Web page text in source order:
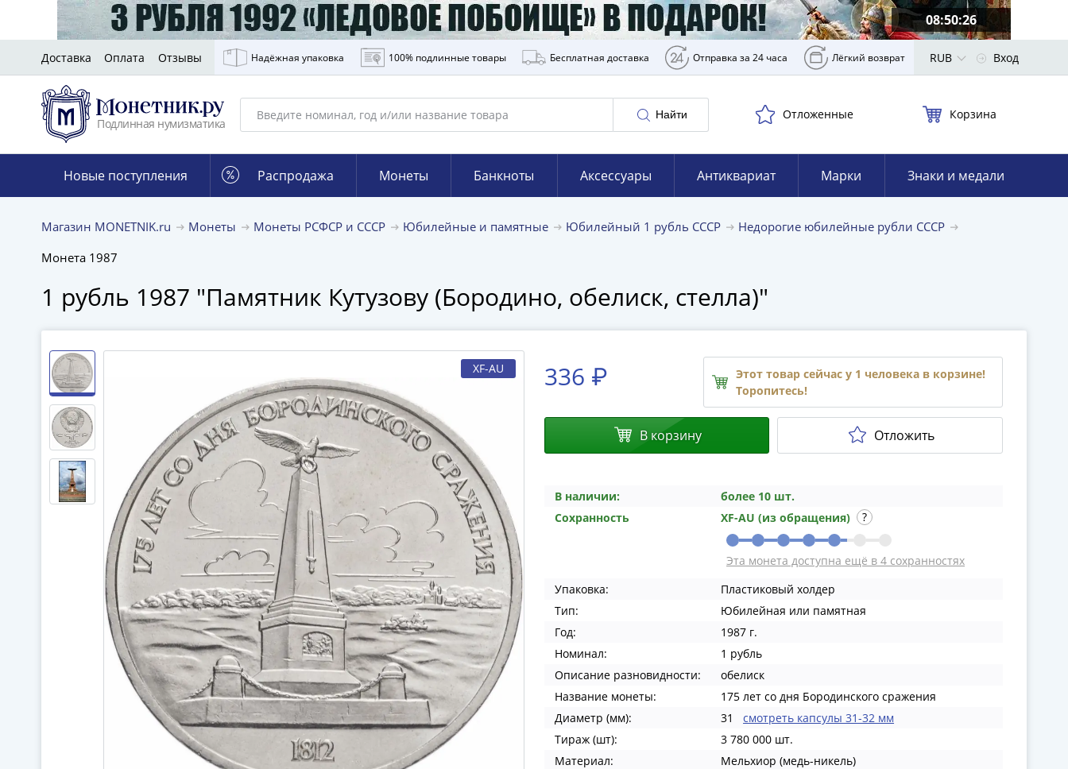
08:50:25
Доставка Оплата Отзывы Надёжная упаковка 100% подлинные товары Бесплатная доставка Отправка за 24 часа Лёгкий возврат RUB Вход
Подлинная нумизматика
Найти Отложенные Корзина
Новые поступления Распродажа Монеты Банкноты Аксессуары Антиквариат Марки Знаки и медали
Магазин MONETNIK.ru Монеты Монеты РСФСР и СССР Юбилейные и памятные Юбилейный 1 рубль СССР
Недорогие юбилейные рубли СССР
Монета 1987
1 рубль 1987 "Памятник Кутузову (Бородино, обелиск, стелла)"
XF-AU 336 ₽
Этот товар сейчас у 1 человека в корзине!
Торопитесь!
В наличии:
более 10 шт.
Сохранность
XF-AU (из обращения)
Эта монета доступна ещё в 4 сохранностях
Упаковка:
Пластиковый холдер
Тип:
Юбилейная или памятная
Год:
1987 г.
Номинал:
1 рубль
Описание разновидности:
обелиск
Название монеты:
175 лет со дня Бородинского сражения
Диаметр (мм):
31
смотреть капсулы 31-32 мм
Тираж (шт):
3 780 000 шт.
Материал:
Мельхиор (медь-никель)
В корзину Отложить